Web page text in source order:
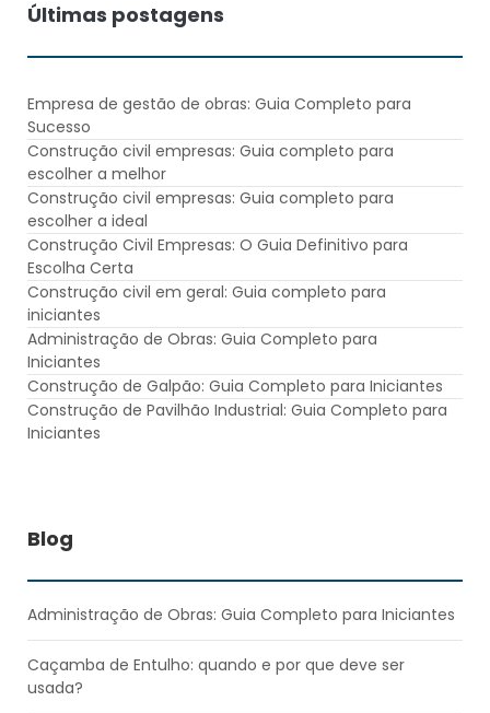
Últimas postagens
Empresa de gestão de obras: Guia Completo para
Sucesso
Construção civil empresas: Guia completo para
escolher a melhor
Construção civil empresas: Guia completo para
escolher a ideal
Construção Civil Empresas: O Guia Definitivo para
Escolha Certa
Construção civil em geral: Guia completo para
iniciantes
Administração de Obras: Guia Completo para
Iniciantes
Construção de Galpão: Guia Completo para Iniciantes
Construção de Pavilhão Industrial: Guia Completo para
Iniciantes
Blog
Administração de Obras: Guia Completo para Iniciantes
Caçamba de Entulho: quando e por que deve ser
usada?